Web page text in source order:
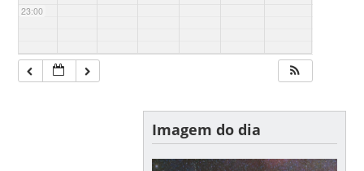
23:00
Imagem do dia